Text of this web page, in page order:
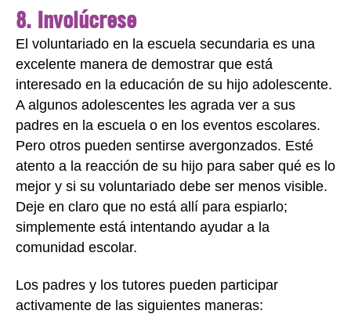
8. Involúcrese
El voluntariado en la escuela secundaria es una
excelente manera de demostrar que está
interesado en la educación de su hijo adolescente.
A algunos adolescentes les agrada ver a sus
padres en la escuela o en los eventos escolares.
Pero otros pueden sentirse avergonzados. Esté
atento a la reacción de su hijo para saber qué es lo
mejor y si su voluntariado debe ser menos visible.
Deje en claro que no está allí para espiarlo;
simplemente está intentando ayudar a la
comunidad escolar.
Los padres y los tutores pueden participar
activamente de las siguientes maneras: